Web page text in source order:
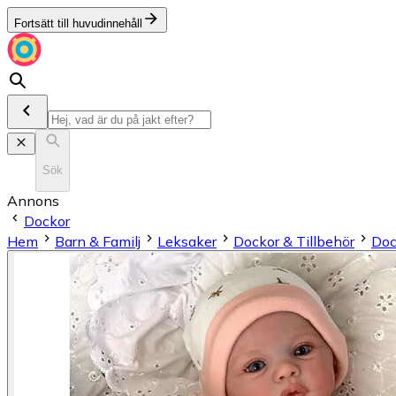
Fortsätt till huvudinnehåll
Sök
Annons
Dockor
Hem
Barn & Familj Leksaker Dockor & Tillbehör